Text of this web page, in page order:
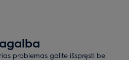
problemas galite išspręsti be